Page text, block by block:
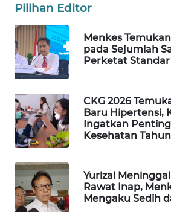
Pilihan Editor
Menkes
pada Sejumlah
Perketat
CKG 2026
Baru Hipertensi,
Ingatkan
Kesehatan
Yurizal
Rawat Inap,
Mengaku Sedih
LAPAK
WAHANA
Wahana
Network
KONSUMEN
LISTRIK
MASYARAKAT
KELISTRIKAN
WALINKI
ID